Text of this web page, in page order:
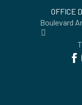
OFFICE
Boulevard